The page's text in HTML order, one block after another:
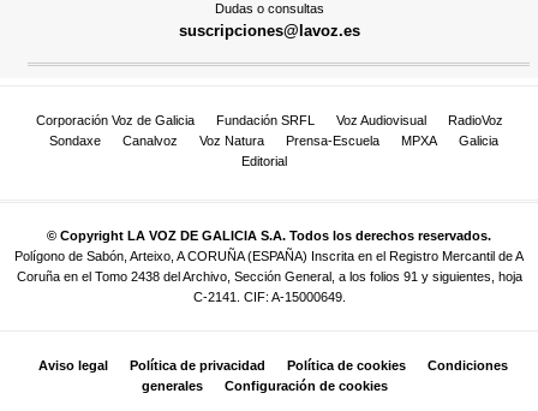
Dudas o consultas
suscripciones@lavoz.es
Corporación Voz de Galicia Fundación SRFL Voz Audiovisual
RadioVoz
Sondaxe
Canalvoz Voz Natura Prensa-Escuela MPXA
Galicia
Editorial
© Copyright LA VOZ DE GALICIA S.A. Todos los derechos reservados.
Polígono de Sabón, Arteixo, A CORUÑA (ESPAÑA) Inscrita en el Registro Mercantil de A
Coruña en el Tomo 2438 del Archivo, Sección General, a los folios 91 y siguientes, hoja
C-2141. CIF: A-15000649.
Aviso legal Política de privacidad Política de cookies
Condiciones
generales
Configuración de cookies